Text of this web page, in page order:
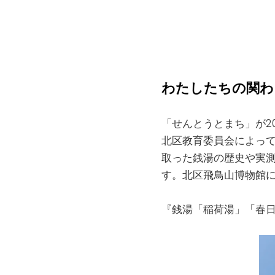
わたしたちの関わ
「せんとうとまち」
北区教育委員会によっ
取った銭湯の歴史や実
す。北区飛鳥山博物館
『銭湯「稲荷湯」「春